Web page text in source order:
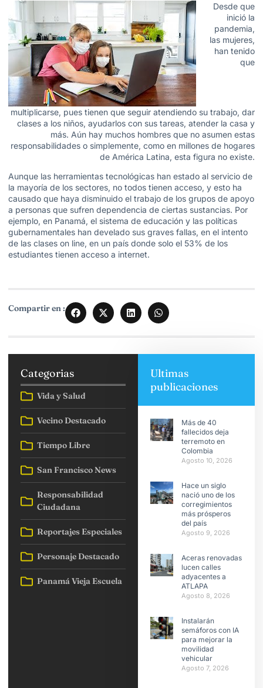
Desde que
inició la
pandemia,
las mujeres,
han tenido
que
multiplicarse, pues tienen que seguir atendiendo su trabajo, dar
clases a los niños, ayudarlos con sus tareas, atender la casa y
más. Aún hay muchos hombres que no asumen estas
responsabilidades o simplemente, como en millones de hogares
de América Latina, esta figura no existe.
Aunque las herramientas tecnológicas han estado al servicio de
la mayoría de los sectores, no todos tienen acceso, y esto ha
causado que haya disminuido el trabajo de los grupos de apoyo
a personas que sufren dependencia de ciertas sustancias. Por
ejemplo, en Panamá, el sistema de educación y las políticas
gubernamentales han develado sus graves fallas, en el intento
de las clases on line, en un país donde solo el 53% de los
estudiantes tienen acceso a internet.
Compartir en :
Categorias
Vida y Salud
Vecino Destacado
Tiempo Libre
San Francisco News
Responsabilidad
Ciudadana
Reportajes Especiales
Personaje Destacado
Panamá Vieja Escuela
Ultimas
publicaciones
Más de 40
fallecidos deja
terremoto en
Colombia
Agosto 10, 2026
Hace un siglo
nació uno de los
corregimientos
más prósperos
del país
Agosto 9, 2026
Aceras renovadas
lucen calles
adyacentes a
ATLAPA
Agosto 8, 2026
Instalarán
semáforos con IA
para mejorar la
movilidad
vehicular
Agosto 7, 2026